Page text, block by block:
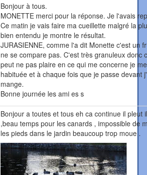
Bonjour à tous.
MONETTE merci pour la réponse. Je l'avais
Ce matin je vais faire ma cueillette malgré la
bien entendu je montre le résultat.
JURASIENNE, comme l'a dit Monette c'est un
ne se compare pas. C'est très granuleux donc
peut ne pas plaire en ce qui me concerne je
habituée et à chaque fois que je passe devant
mange.
Bonne journée les ami es s
Bonjour a toutes et tous eh ca continue il pleut
,beau temps pour les canards , impossible de
les pieds dans le jardin beaucoup trop moue .